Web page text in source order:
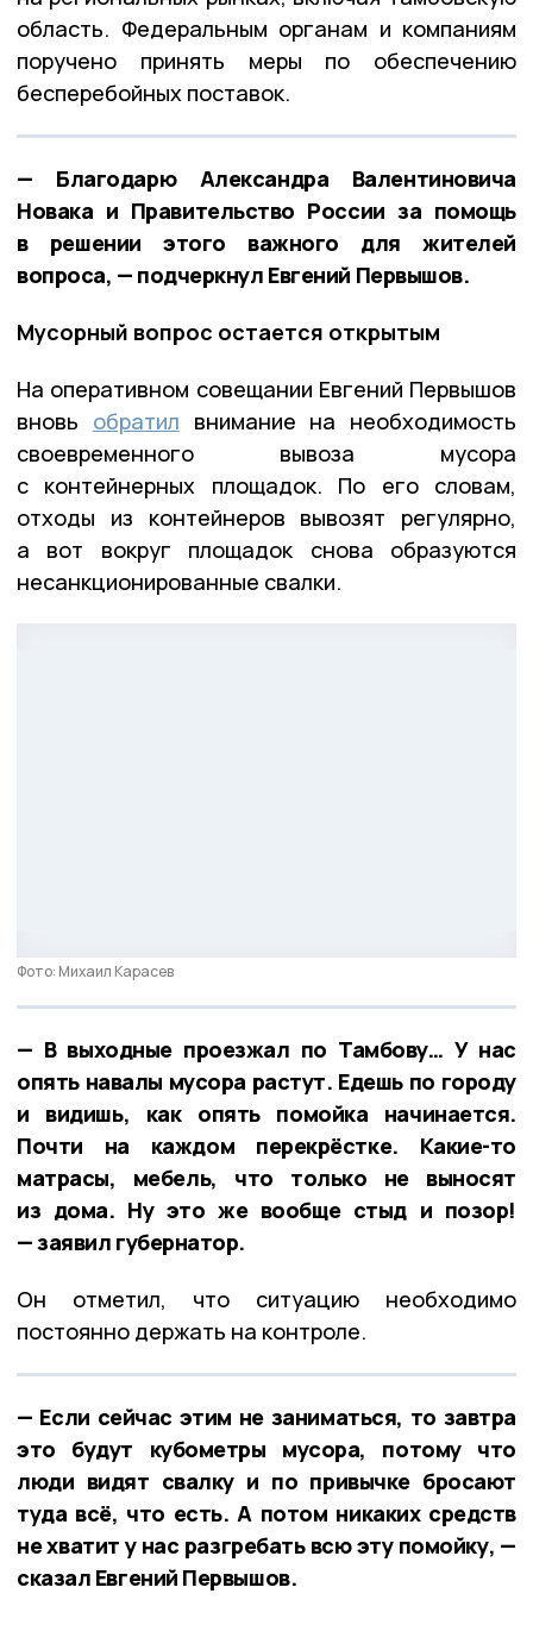
область. Федеральным органам и компаниям
поручено принять меры по обеспечению
бесперебойных поставок.
— Благодарю Александра Валентиновича
Новака и Правительство России за помощь
в решении этого важного для жителей
вопроса, — подчеркнул Евгений Первышов.
Мусорный вопрос остается открытым
На оперативном совещании Евгений Первышов
вновь обратил внимание на необходимость
своевременного вывоза мусора
с контейнерных площадок. По его словам,
отходы из контейнеров вывозят регулярно,
а вот вокруг площадок снова образуются
несанкционированные свалки.
Фото: Михаил Карасев
— В выходные проезжал по Тамбову… У нас
опять навалы мусора растут. Едешь по городу
и видишь, как опять помойка начинается.
Почти на каждом перекрёстке. Какие-то
матрасы, мебель, что только не выносят
из дома. Ну это же вообще стыд и позор!
— заявил губернатор.
Он отметил, что ситуацию необходимо
постоянно держать на контроле.
— Если сейчас этим не заниматься, то завтра
это будут кубометры мусора, потому что
люди видят свалку и по привычке бросают
туда всё, что есть. А потом никаких средств
не хватит у нас разгребать всю эту помойку, —
сказал Евгений Первышов.